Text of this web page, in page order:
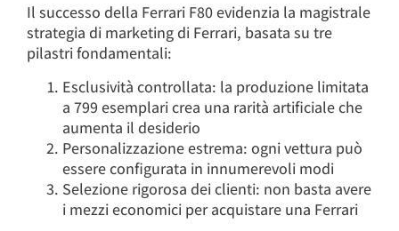
Il successo della Ferrari F80 evidenzia la magistrale
strategia di marketing di Ferrari, basata su tre
pilastri fondamentali:
Esclusività controllata: la produzione limitata
a 799 esemplari crea una rarità artificiale che
aumenta il desiderio
Personalizzazione estrema: ogni vettura può
essere configurata in innumerevoli modi
Selezione rigorosa dei clienti: non basta avere
i mezzi economici per acquistare una Ferrari